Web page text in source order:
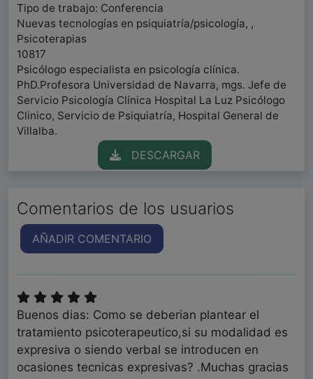
Tipo de trabajo: Conferencia
Nuevas tecnologías en psiquiatría/psicología, ,
Psicoterapias
10817
Psicólogo especialista en psicología clínica.
PhD.Profesora Universidad de Navarra, mgs. Jefe de
Servicio Psicología Clínica Hospital La Luz Psicólogo
Clinico, Servicio de Psiquiatría, Hospital General de
Villalba.
DESCARGAR
Comentarios de los usuarios
AÑADIR COMENTARIO
Buenos dias: Como se deberian plantear el
tratamiento psicoterapeutico,si su modalidad es
expresiva o siendo verbal se introducen en
ocasiones tecnicas expresivas? .Muchas gracias